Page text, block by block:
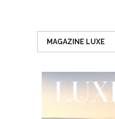
MAGAZINE LUXE